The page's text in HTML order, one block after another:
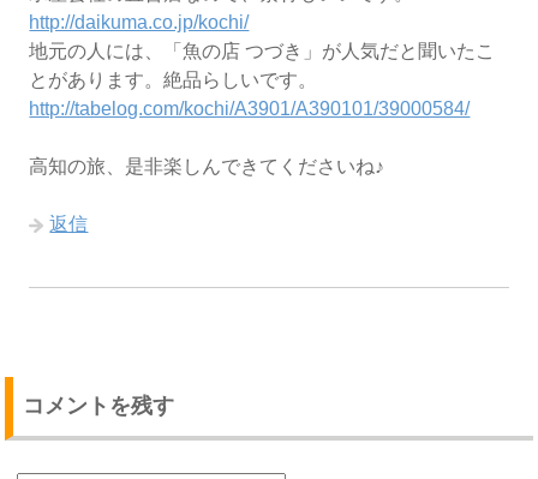
http://daikuma.co.jp/kochi/
地元の人には、「魚の店 つづき」が人気だと聞いたこ
とがあります。絶品らしいです。
http://tabelog.com/kochi/A3901/A390101/39000584/
高知の旅、是非楽しんできてくださいね♪
返信
コメントを残す